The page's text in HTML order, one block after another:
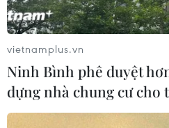
vietnamplus.vn
Ninh Bình phê duyệt
dựng nhà chung cư cho